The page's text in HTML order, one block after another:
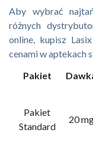
Aby wybrać
różnych
online, kupisz
cenami w aptekach
Pakiet
Pakiet
Standard
20